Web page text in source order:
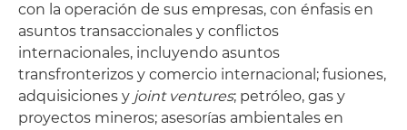
con la operación de sus empresas, con énfasis en
asuntos transaccionales y conflictos
internacionales, incluyendo asuntos
transfronterizos y comercio internacional; fusiones,
adquisiciones y joint ventures; petróleo, gas y
proyectos mineros; asesorías ambientales en